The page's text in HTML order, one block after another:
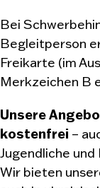
Bei
Begleitperson
Freikarte (im
Merkzeichen B
Unsere
kostenfrei –
Jugendliche und
Wir bieten